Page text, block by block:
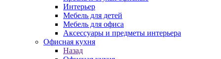
Интерьер
Мебель для детей
Мебель для офиса
Аксессуары и предметы интерьера
Офисная кухня
Назад